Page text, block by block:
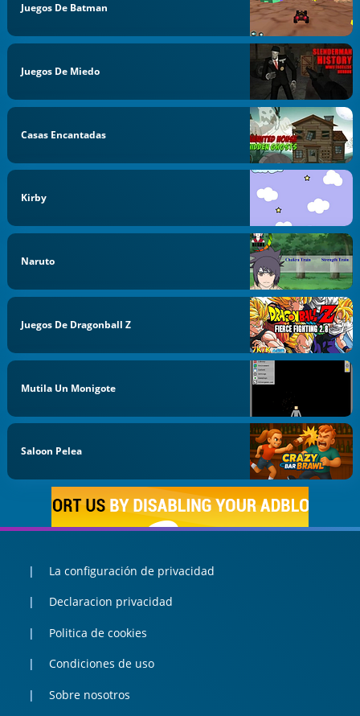
Juegos De Batman
Juegos De Miedo
Casas Encantadas
Kirby
Naruto
Juegos De Dragonball Z
Mutila Un Monigote
Saloon Pelea
La configuración de privacidad
Declaracion privacidad
Politica de cookies
Condiciones de uso
Sobre nosotros